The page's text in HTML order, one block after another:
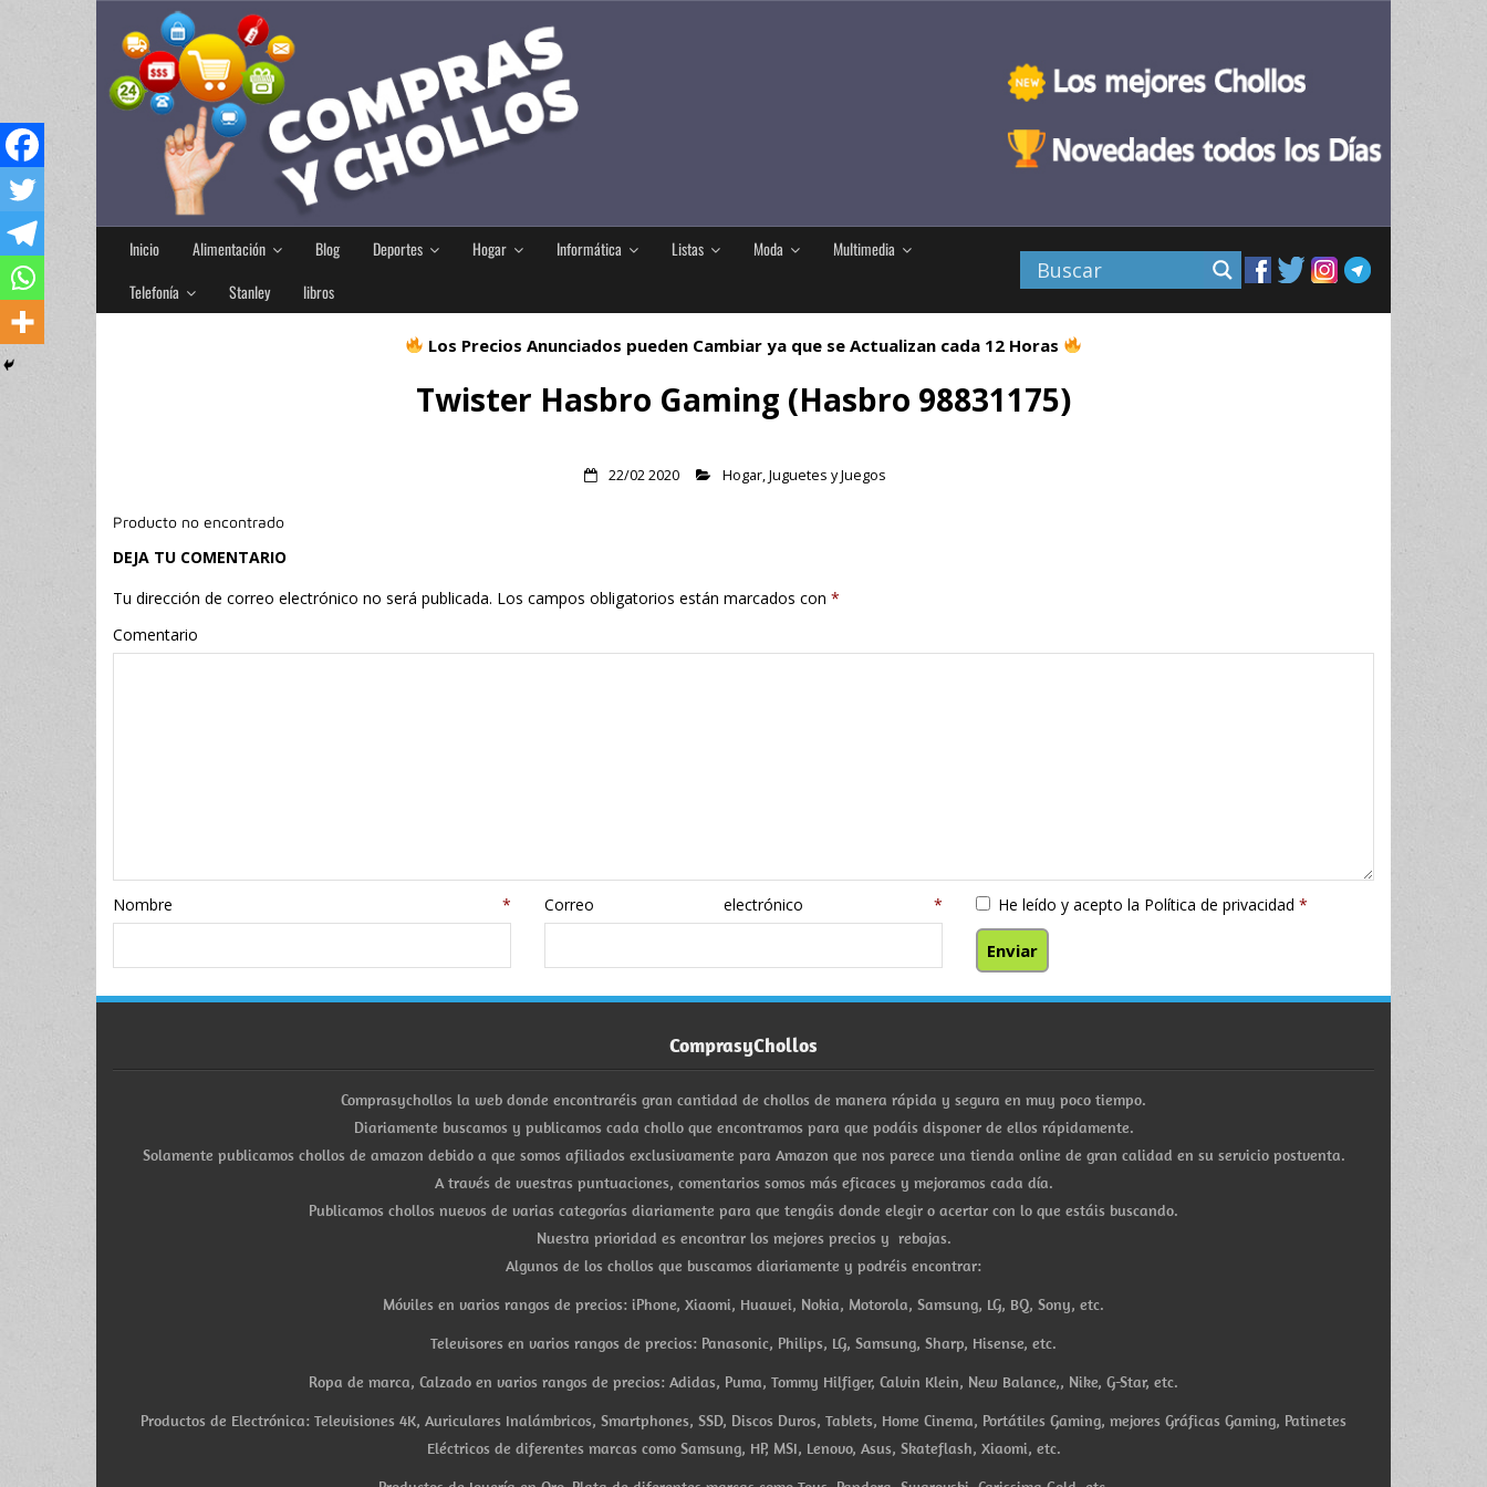
Inicio Alimentación Blog Deportes Hogar Informática Listas Moda
Multimedia
Telefonía
Stanley libros
Los Precios Anunciados pueden Cambiar ya que se Actualizan cada 12 Horas
Twister Hasbro Gaming (Hasbro 98831175)
22/02 2020 Hogar,Juguetes y Juegos
Producto no encontrado
DEJA TU COMENTARIO
Tu dirección de correo electrónico no será publicada. Los campos obligatorios están marcados con *
Comentario
Nombre* Correo electrónico* He leído y acepto la Política de privacidad *
ComprasyChollos
Comprasychollos la web donde encontraréis gran cantidad de chollos de manera rápida y segura en muy poco tiempo.
Diariamente buscamos y publicamos cada chollo que encontramos para que podáis disponer de ellos rápidamente.
Solamente publicamos chollos de amazon debido a que somos afiliados exclusivamente para Amazon que nos parece una tienda online de gran calidad en su servicio postventa.
A través de vuestras puntuaciones, comentarios somos más eficaces y mejoramos cada día.
Publicamos chollos nuevos de varias categorías diariamente para que tengáis donde elegir o acertar con lo que estáis buscando.
Nuestra prioridad es encontrar los mejores precios y rebajas.
Algunos de los chollos que buscamos diariamente y podréis encontrar:
Móviles en varios rangos de precios: iPhone, Xiaomi, Huawei, Nokia, Motorola, Samsung, LG, BQ, Sony, etc.
Televisores en varios rangos de precios: Panasonic, Philips, LG, Samsung, Sharp, Hisense, etc.
Ropa de marca, Calzado en varios rangos de precios: Adidas, Puma, Tommy Hilfiger, Calvin Klein, New Balance,, Nike, G-Star, etc.
Productos de Electrónica: Televisiones 4K, Auriculares Inalámbricos, Smartphones, SSD, Discos Duros, Tablets, Home Cinema, Portátiles Gaming, mejores Gráficas Gaming, Patinetes
Eléctricos de diferentes marcas como Samsung, HP, MSI, Lenovo, Asus, Skateflash, Xiaomi, etc.